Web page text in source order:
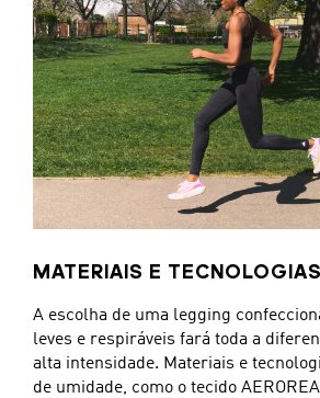
MATERIAIS E TECNOLOGIAS
A escolha de uma legging
leves e respiráveis fará toda a
alta intensidade. Materiais e
de umidade, como o tecido